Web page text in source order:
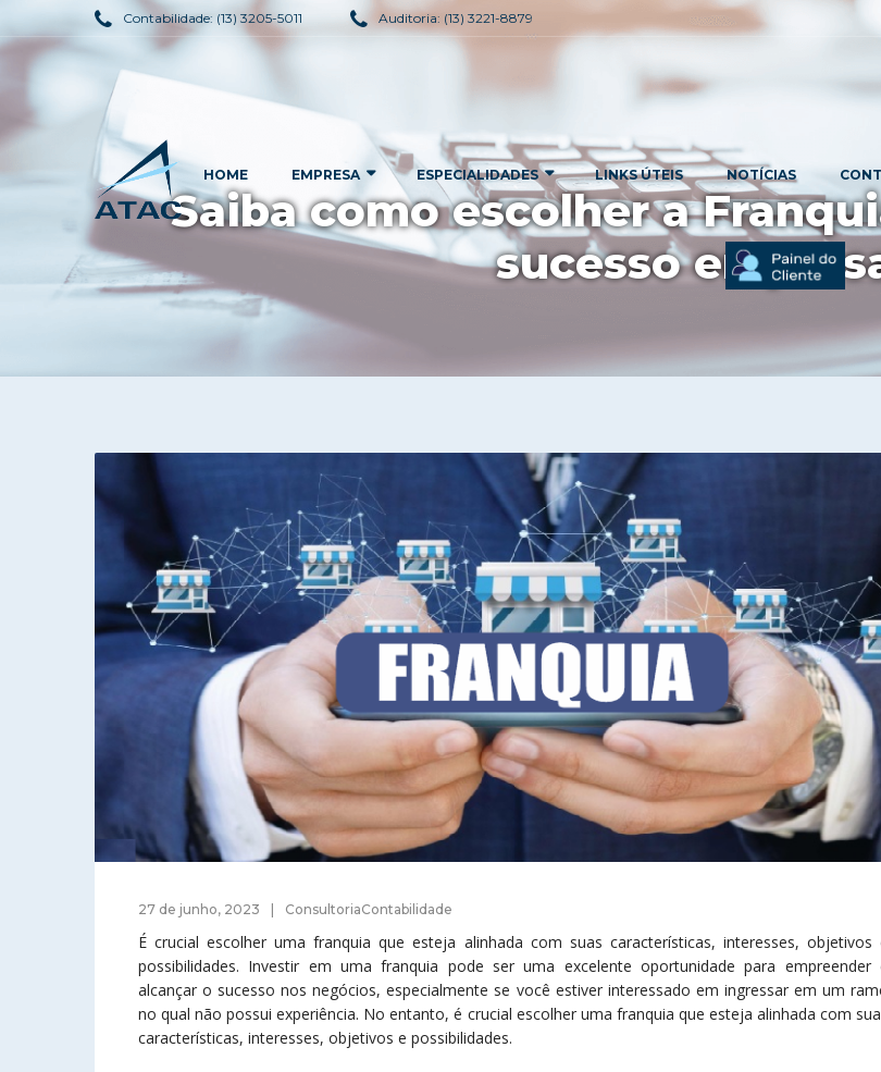
Contabilidade: (13) 3205-5011 Auditoria: (13) 3221-8879
HOME EMPRESA ESPECIALIDADES LINKS ÚTEIS NOTÍCIAS
Saiba como escolher a
sucesso
27 de junho, 2023 ConsultoriaContabilidade
É crucial escolher uma franquia que esteja alinhada com suas características, interesses, objetivos
possibilidades. Investir em uma franquia pode ser uma excelente oportunidade para empreender
alcançar o sucesso nos negócios, especialmente se você estiver interessado em ingressar em um
no qual não possui experiência. No entanto, é crucial escolher uma franquia que esteja alinhada com
características, interesses, objetivos e possibilidades.